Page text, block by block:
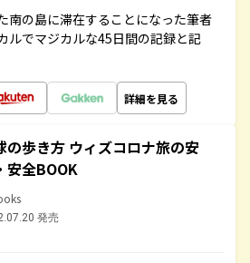
南の島に滞在することになった筆者
ルでマジカルな45日間の記録と記
詳細を見る
の歩き方 ウィズコロナ旅の安
安全BOOK
発売